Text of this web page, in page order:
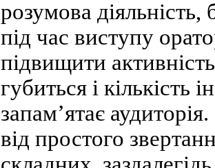
розумова
під час виступу
підвищити
губиться і кількість
запам’ятає
від простого